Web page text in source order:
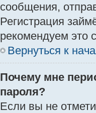
сообщения,
Регистрация
рекомендуем это
Вернуться к
Почему мне
пароля?
Если вы не